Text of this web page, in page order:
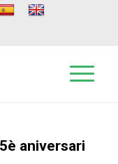
aniversari